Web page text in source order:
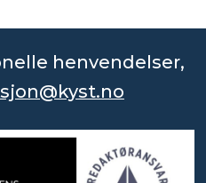
henvendelser,